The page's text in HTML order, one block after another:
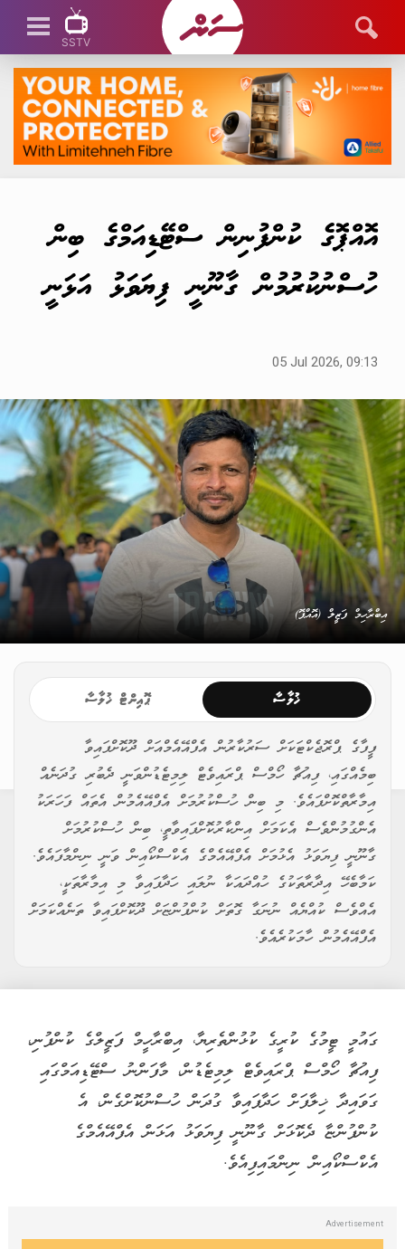
SSTV
SSTV LIVE
އޮއްޕޮގެ ކުންފުނިން ސްޓޭޑިއަމްގެ ބިން
ހުސްނުކުރުމުން ގާނޫނީ ފިޔަވަޅު އަޅަނީ
05 Jul 2026, 09:13
އިބްރާހިމް ފަޒީލް (އޮއްޕޮ)
ޚުލާސާ ޕޮއިންޓް ޚުލާސާ
ފީފާގެ ޕްރޮޖެކްޓަކަށް ސަރުކާރުން އެފްއޭއެމްއަށް ދޫކޮށްފައިވާ
ބިމެއްގައި، ފިއުޗާ ހޯމްސް ޕްރައިވެޓް ލިމިޓެޑުންވަނީ ދެބުރި ގުދަނެއް
އިމާރާތްކޮށްފައެވެ. މި ބިން ހުސްކުރުމަށް އެފްއޭއެމުން އެތައް ފަހަރަކު
އެންގުމުންވެސް އެކަމަށް އިންކާރުކޮށްފައިވާތީ، ބިން ހުސްކުރުމަށް
ގާނޫނީ ފިޔަވަޅު އެޅުމަށް އެފްއޭއެމްގެ އެކްސްކޯއިން ވަނީ ނިންމާފައެވެ.
ކަމާބެހޭ އިދާރާތަކުގެ ހުއްދައަކާ ނުލައި ހަދާފައިވާ މި އިމާރާތަކީ،
އެއްވެސް ކުއްޔެއް ނުނަގާ ގޮތަށް ކުންފުންޏަށް ދޫކޮށްފައިވާ ތަނެއްކަމަށް
އެފްއޭއެމުން ހާމަކުރެއެވެ.
ގައުމީ ޓީމުގެ ކުރީގެ ކުޅުންތެރިޔާ، އިބްރާހީމް ފަޒީލްގެ ކުންފުނި،
ފިއުޗާ ހޯމްސް ޕްރައިވެޓް ލިމިޓެޑުން، މާފަންނު ސްޓޭޑިއަމްގައި
ގަވައިދާ ޚިލާފަށް ހަދާފައިވާ ގުދަން ހުސްނުކޮށްގެން، އެ
ކުންފުންޏާ ދެކޮޅަށް ގާނޫނީ ފިޔަވަޅު އަޅަން އެފްއޭއެމްގެ
އެކްސްކޯއިން ނިންމައިފިއެވެ.